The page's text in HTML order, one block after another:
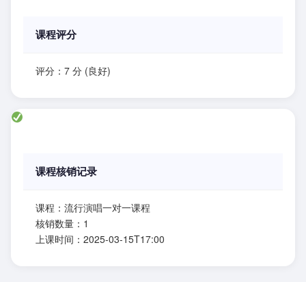
课程评分
评分：7 分 (良好)
课程核销记录
课程：流行演唱一对一课程
核销数量：1
上课时间：2025-03-15T17:00